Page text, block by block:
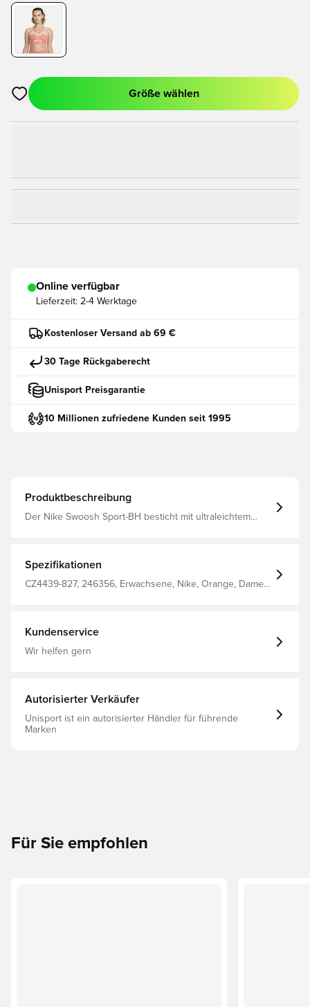
Öffnet ein Fenster zum Anmelden oder Registrieren als
Größe wählen
Online verfügbar
Lieferzeit: 2-4 Werktage
Kostenloser Versand ab 69 €
30 Tage Rückgaberecht
Unisport Preisgarantie
10 Millionen zufriedene Kunden seit 1995
Produktbeschreibung
Der Nike Swoosh Sport-BH besticht mit ultraleichtem
anliegende Design mit weiten, bequemen Trägern
gewährleistet sicheren Halt und Bewegungsfreiheit.
Spezifikationen
CZ4439-827, 246356, Erwachsene, Nike, Orange, Damen,
Kundenservice
Wir helfen gern
Autorisierter Verkäufer
Unisport ist ein autorisierter Händler für führende
Marken
Für Sie empfohlen